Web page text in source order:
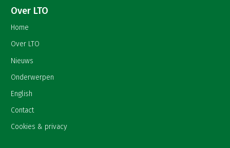
Over LTO
Home
Over LTO
Nieuws
Onderwerpen
English
Contact
Cookies & privacy